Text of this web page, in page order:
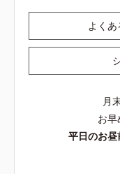
よく
月
お早
平日のお